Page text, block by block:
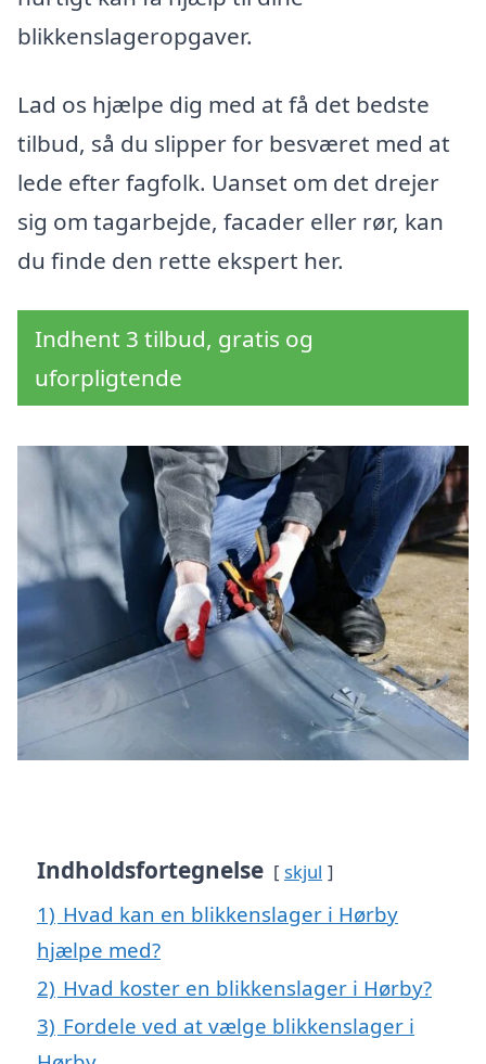
blikkenslageropgaver.
Lad os hjælpe dig med at få det bedste
tilbud, så du slipper for besværet med at
lede efter fagfolk. Uanset om det drejer
sig om tagarbejde, facader eller rør, kan
du finde den rette ekspert her.
Indhent 3 tilbud, gratis og
uforpligtende
Indholdsfortegnelse skjul
1) Hvad kan en blikkenslager i Hørby
hjælpe med?
2) Hvad koster en blikkenslager i Hørby?
3) Fordele ved at vælge blikkenslager i